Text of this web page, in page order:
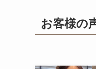
お客様の